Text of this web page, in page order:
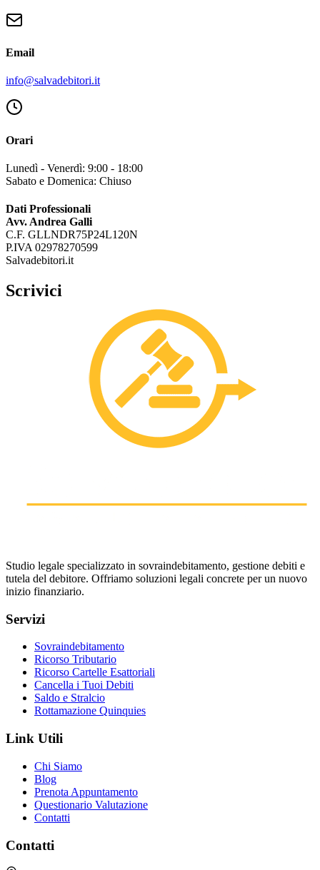
Email
info@salvadebitori.it
Orari
Lunedì - Venerdì: 9:00 - 18:00
Sabato e Domenica: Chiuso
Dati Professionali
Avv. Andrea Galli
C.F. GLLNDR75P24L120N
P.IVA 02978270599
Salvadebitori.it
Scrivici
Studio legale specializzato in sovraindebitamento, gestione debiti e
tutela del debitore. Offriamo soluzioni legali concrete per un nuovo
inizio finanziario.
Servizi
Sovraindebitamento
Ricorso Tributario
Ricorso Cartelle Esattoriali
Cancella i Tuoi Debiti
Saldo e Stralcio
Rottamazione Quinquies
Link Utili
Chi Siamo
Blog
Prenota Appuntamento
Questionario Valutazione
Contatti
Contatti